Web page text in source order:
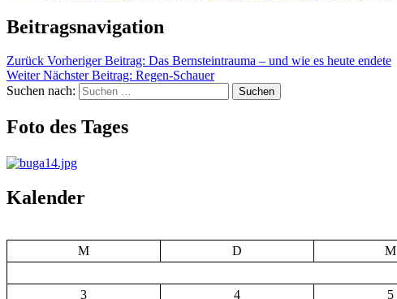
Beitragsnavigation
Zurück Vorheriger Beitrag: Das Bernsteintrauma – und wie es heute endete
Weiter Nächster Beitrag: Regen-Schauer
Suchen nach:
Suchen
Foto des Tages
Kalender
M
D M
3
4 5